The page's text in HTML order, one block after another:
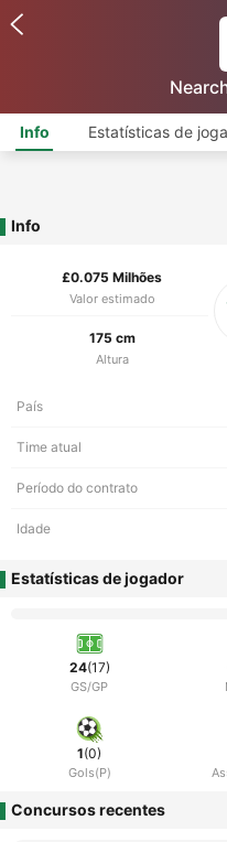
Info Estatísticas de
Info
£0.075 Milhões
Valor estimado
175 cm
Altura
País
Time atual
Período do contrato
Idade
Estatísticas de jogador
24(17)
GS/GP
1(0)
Gols(P)
Concursos recentes